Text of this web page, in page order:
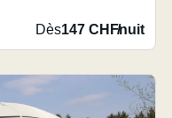
Dès147 CHF/nuit